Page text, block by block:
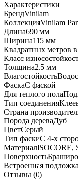
Характеристики
БрендVinilam
КоллекцияVinilam
Длина690 мм
Ширина115 мм
Квадратных метров в
Класс
Толщина2.5 мм
Влагостойкость
ФаскаС фаской
Для теплого пола
Тип соединения
Страна
Порода дереваДуб
ЦветСерый
Тип фаскиС 4-х
МатериалISOCORE,
Поверхность
Встроенная подложка
Отзывы (0)